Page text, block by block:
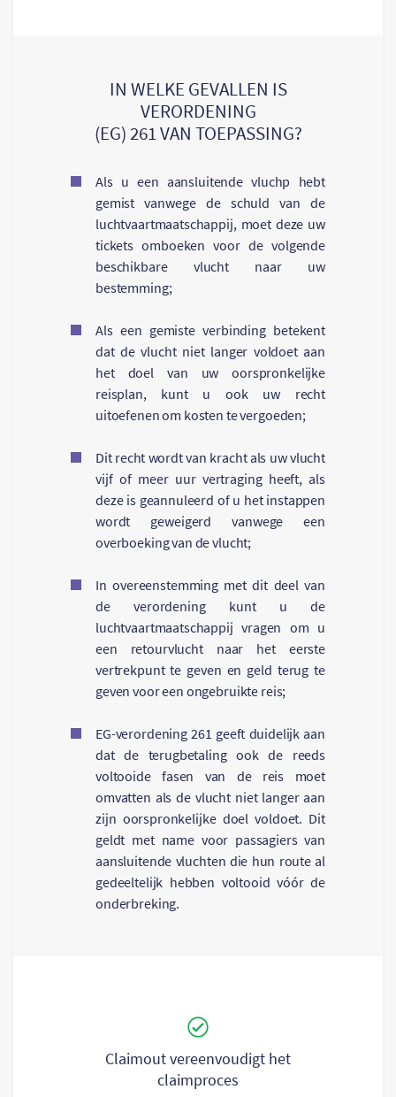
IN WELKE GEVALLEN IS
VERORDENING
(EG) 261 VAN TOEPASSING?
Als u een aansluitende vluchp hebt
gemist vanwege de schuld van de
luchtvaartmaatschappij, moet deze uw
tickets omboeken voor de volgende
beschikbare vlucht naar uw
bestemming;
Als een gemiste verbinding betekent
dat de vlucht niet langer voldoet aan
het doel van uw oorspronkelijke
reisplan, kunt u ook uw recht
uitoefenen om kosten te vergoeden;
Dit recht wordt van kracht als uw vlucht
vijf of meer uur vertraging heeft, als
deze is geannuleerd of u het instappen
wordt geweigerd vanwege een
overboeking van de vlucht;
In overeenstemming met dit deel van
de verordening kunt u de
luchtvaartmaatschappij vragen om u
een retourvlucht naar het eerste
vertrekpunt te geven en geld terug te
geven voor een ongebruikte reis;
EG-verordening 261 geeft duidelijk aan
dat de terugbetaling ook de reeds
voltooide fasen van de reis moet
omvatten als de vlucht niet langer aan
zijn oorspronkelijke doel voldoet. Dit
geldt met name voor passagiers van
aansluitende vluchten die hun route al
gedeeltelijk hebben voltooid vóór de
onderbreking.
Claimout vereenvoudigt het
claimproces